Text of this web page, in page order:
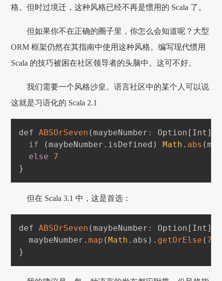
格。但时过境迁，这种风格已经不再是惯用的 Scala 了。
但如果你不在正确的圈子里，你怎么会知道呢？大型
ORM 框架仍然在其指南中使用这种风格。编写现代惯用
Scala 的技巧被困在社区领导者的头脑中。这可不好。
我们需要一个风格沙皇。语言社区中的某个人可以说
这就是习语化的 Scala 2.1
def ABSOrSeven ( maybeNumber : Option [ Int ]
if
( maybeNumber . isDefined ) Math . abs (
else
7
}
但在 Scala 3.1 中，这是首选：
def ABSOrSeven ( maybeNumber : Option [ Int ]
  maybeNumber
.map ( Math . abs ) . getOrElse ( 7
}